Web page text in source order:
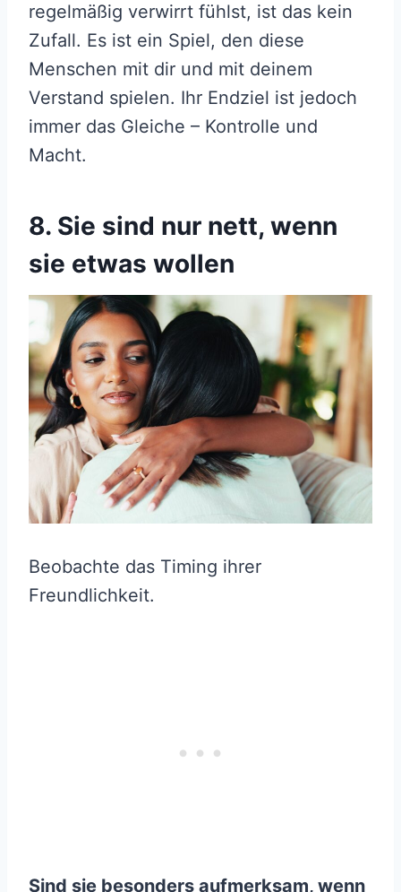
regelmäßig verwirrt fühlst, ist das kein
Zufall. Es ist ein Spiel, den diese
Menschen mit dir und mit deinem
Verstand spielen. Ihr Endziel ist jedoch
immer das Gleiche – Kontrolle und
Macht.
8. Sie sind nur nett, wenn
sie etwas wollen
Beobachte das Timing ihrer
Freundlichkeit.
Sind sie besonders aufmerksam, wenn